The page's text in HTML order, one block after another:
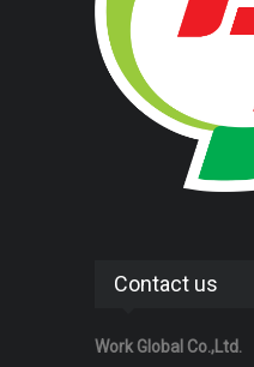
Contact us
Work Global Co.,Ltd.